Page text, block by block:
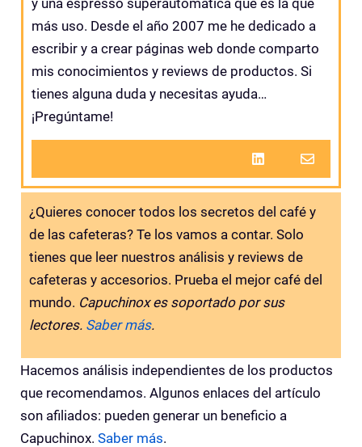
y una espresso superautomática que es la que
más uso. Desde el año 2007 me he dedicado a
escribir y a crear páginas web donde comparto
mis conocimientos y reviews de productos. Si
tienes alguna duda y necesitas ayuda…
¡Pregúntame!
¿Quieres conocer todos los secretos del café y
de las cafeteras? Te los vamos a contar. Solo
tienes que leer nuestros análisis y reviews de
cafeteras y accesorios. Prueba el mejor café del
mundo. Capuchinox es soportado por sus
lectores. Saber más.
Hacemos análisis independientes de los productos
que recomendamos. Algunos enlaces del artículo
son afiliados: pueden generar un beneficio a
Capuchinox. Saber más.